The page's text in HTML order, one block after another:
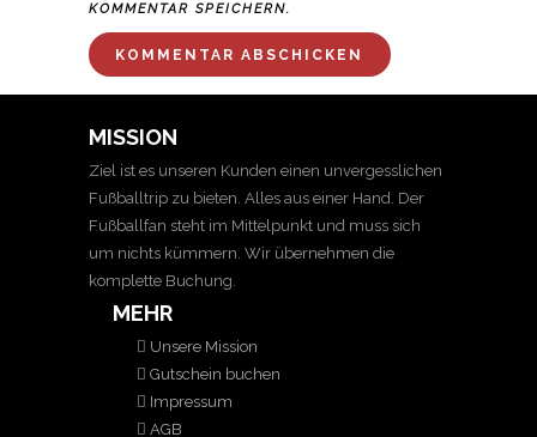
KOMMENTAR SPEICHERN.
MISSION
Ziel ist es unseren Kunden einen unvergesslichen
Fußballtrip zu bieten. Alles aus einer Hand. Der
Fußballfan steht im Mittelpunkt und muss sich
um nichts kümmern. Wir übernehmen die
komplette Buchung.
MEHR
Unsere Mission
Gutschein buchen
Impressum
AGB